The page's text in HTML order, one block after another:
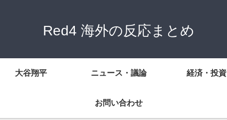
Red4 海外の反応まとめ
大谷翔平 ニュース・議論 経済・投資
お問い合わせ